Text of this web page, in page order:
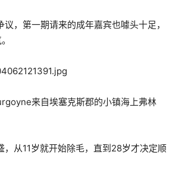
，第一期请来的成年嘉宾也噱头十足，
来自埃塞克斯郡的小镇海上弗林
，从11岁就开始除毛，直到28岁才决定顺